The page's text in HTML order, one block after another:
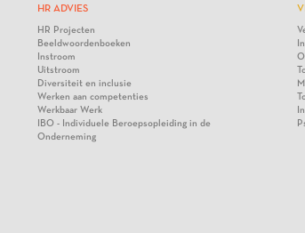
HR ADVIES
HR Projecten
Beeldwoordenboeken
Instroom
Uitstroom
Diversiteit en inclusie
Werken aan competenties
Werkbaar Werk
IBO - Individuele Beroepsopleiding in de
Onderneming